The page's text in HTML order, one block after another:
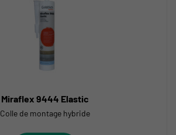
Miraflex 9444 Elastic
Colle de montage hybride